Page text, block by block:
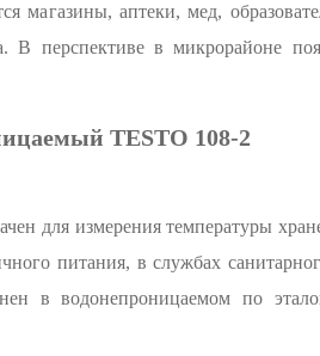
магазины, аптеки, мед,
В перспективе в микрорайоне
TESTO 108-2
для измерения температуры
питания, в службах
в водонепроницаемом по